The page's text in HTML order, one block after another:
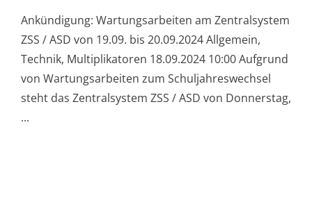
Ankündigung: Wartungsarbeiten am Zentralsystem
ZSS / ASD von 19.09. bis 20.09.2024 Allgemein,
Technik, Multiplikatoren 18.09.2024 10:00 Aufgrund
von Wartungsarbeiten zum Schuljahreswechsel
steht das Zentralsystem ZSS / ASD von Donnerstag,
...